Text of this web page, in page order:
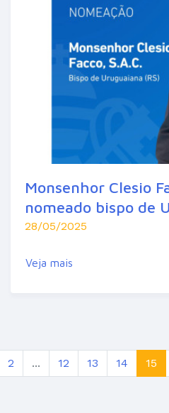
Monsenhor Clesio
nomeado bispo de
28/05/2025
Veja mais
2 ... 12 13 14 15